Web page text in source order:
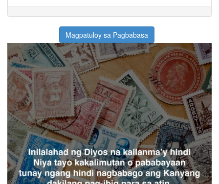
Magpatuloy sa Pagbabasa